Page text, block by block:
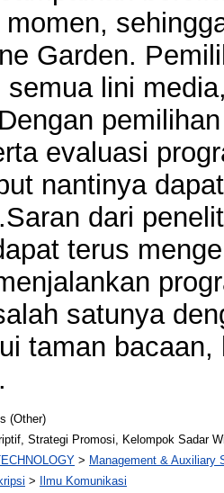
Garden.
semua lini
evaluasi
nantinya
dari
terus
satunya
taman
(Other)
Strategi Promosi, Kelompok Sadar
> Management & Auxiliary
>
Ilmu Komunikasi